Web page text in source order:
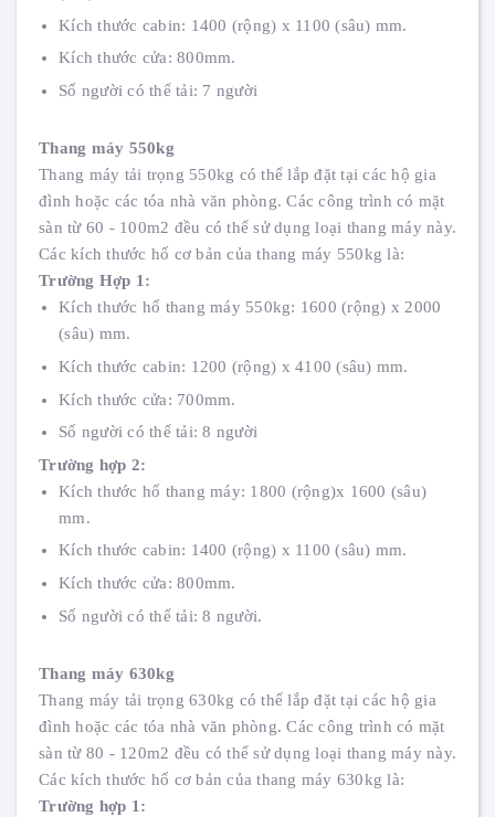
Kích thước cabin: 1400 (rộng) x 1100 (sâu) mm.
Kích thước cửa: 800mm.
Số người có thể tải: 7 người
Thang máy 550kg
Thang máy tải trọng 550kg có thể lắp đặt tại các hộ gia
đình hoặc các tóa nhà văn phòng. Các công trình có mặt
sàn từ 60 - 100m2 đều có thể sử dụng loại thang máy này.
Các kích thước hố cơ bản của thang máy 550kg là:
Trường Hợp 1:
Kích thước hố thang máy 550kg: 1600 (rộng) x 2000
(sâu) mm.
Kích thước cabin: 1200 (rộng) x 4100 (sâu) mm.
Kích thước cửa: 700mm.
Số người có thể tải: 8 người
Trường hợp 2:
Kích thước hố thang máy: 1800 (rộng)x 1600 (sâu)
mm.
Kích thước cabin: 1400 (rộng) x 1100 (sâu) mm.
Kích thước cửa: 800mm.
Số người có thể tải: 8 người.
Thang máy 630kg
Thang máy tải trọng 630kg có thể lắp đặt tại các hộ gia
đình hoặc các tóa nhà văn phòng. Các công trình có mặt
sàn từ 80 - 120m2 đều có thể sử dụng loại thang máy này.
Các kích thước hố cơ bản của thang máy 630kg là:
Trường hợp 1: